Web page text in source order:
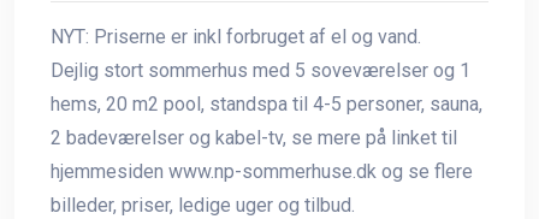
NYT: Priserne er inkl forbruget af el og vand.
Dejlig stort sommerhus med 5 soveværelser og 1
hems, 20 m2 pool, standspa til 4-5 personer, sauna,
2 badeværelser og kabel-tv, se mere på linket til
hjemmesiden www.np-sommerhuse.dk og se flere
billeder, priser, ledige uger og tilbud.